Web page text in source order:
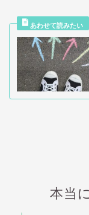
本当